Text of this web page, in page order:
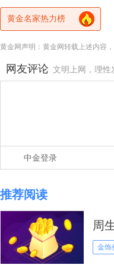
黄金名家热力榜
黄金网声明：黄金网转载上述内容
网友评论 文明上网，理性
中金登录
推荐阅读
周
金饰